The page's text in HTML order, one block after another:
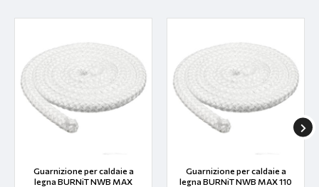
Guarnizione per caldaie a
legna BURNiT NWB MAX
Guarnizione per caldaie a
legna BURNiT NWB MAX 110